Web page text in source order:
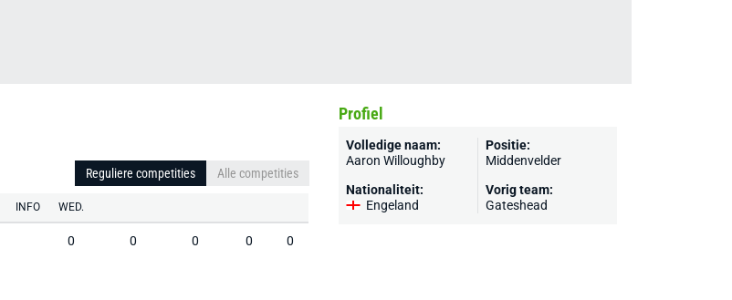
Reguliere competities Alle competities
INFO WED.
0 0 0 0 0
Profiel
Volledige naam:
Aaron Willoughby
Nationaliteit:
Engeland
Positie:
Middenvelder
Vorig team:
Gateshead